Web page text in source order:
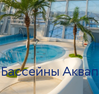
Бассейны